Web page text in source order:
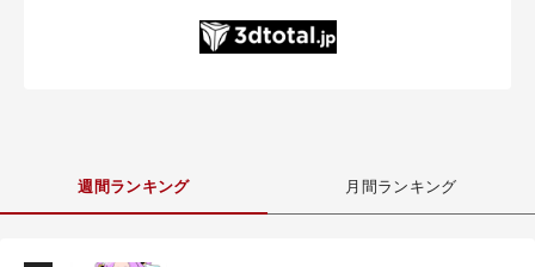
週間ランキング 月間ランキング